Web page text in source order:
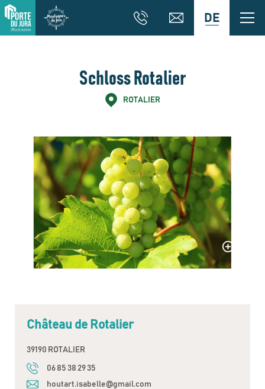
DE
Schloss Rotalier
ROTALIER
Château de Rotalier
39190 ROTALIER
06 85 38 29 35
houtart.isabelle@gmail.com